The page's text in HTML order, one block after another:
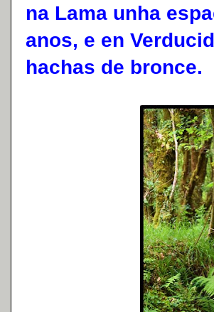
na Lama unha
anos, e en
hachas de bronce.